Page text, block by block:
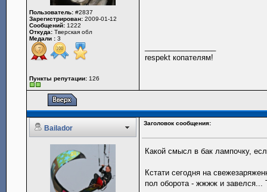
Пользователь: #2837
Зарегистрирован: 2009-01-12
Сообщений: 1222
Откуда: Тверская обл
Медали : 3
Пункты репутации: 126
respekt копателям!
Bailador
Заголовок сообщения:
Какой смысл в бак лампочку,
Кстати сегодня на
пол оборота - жжжж и завелся...